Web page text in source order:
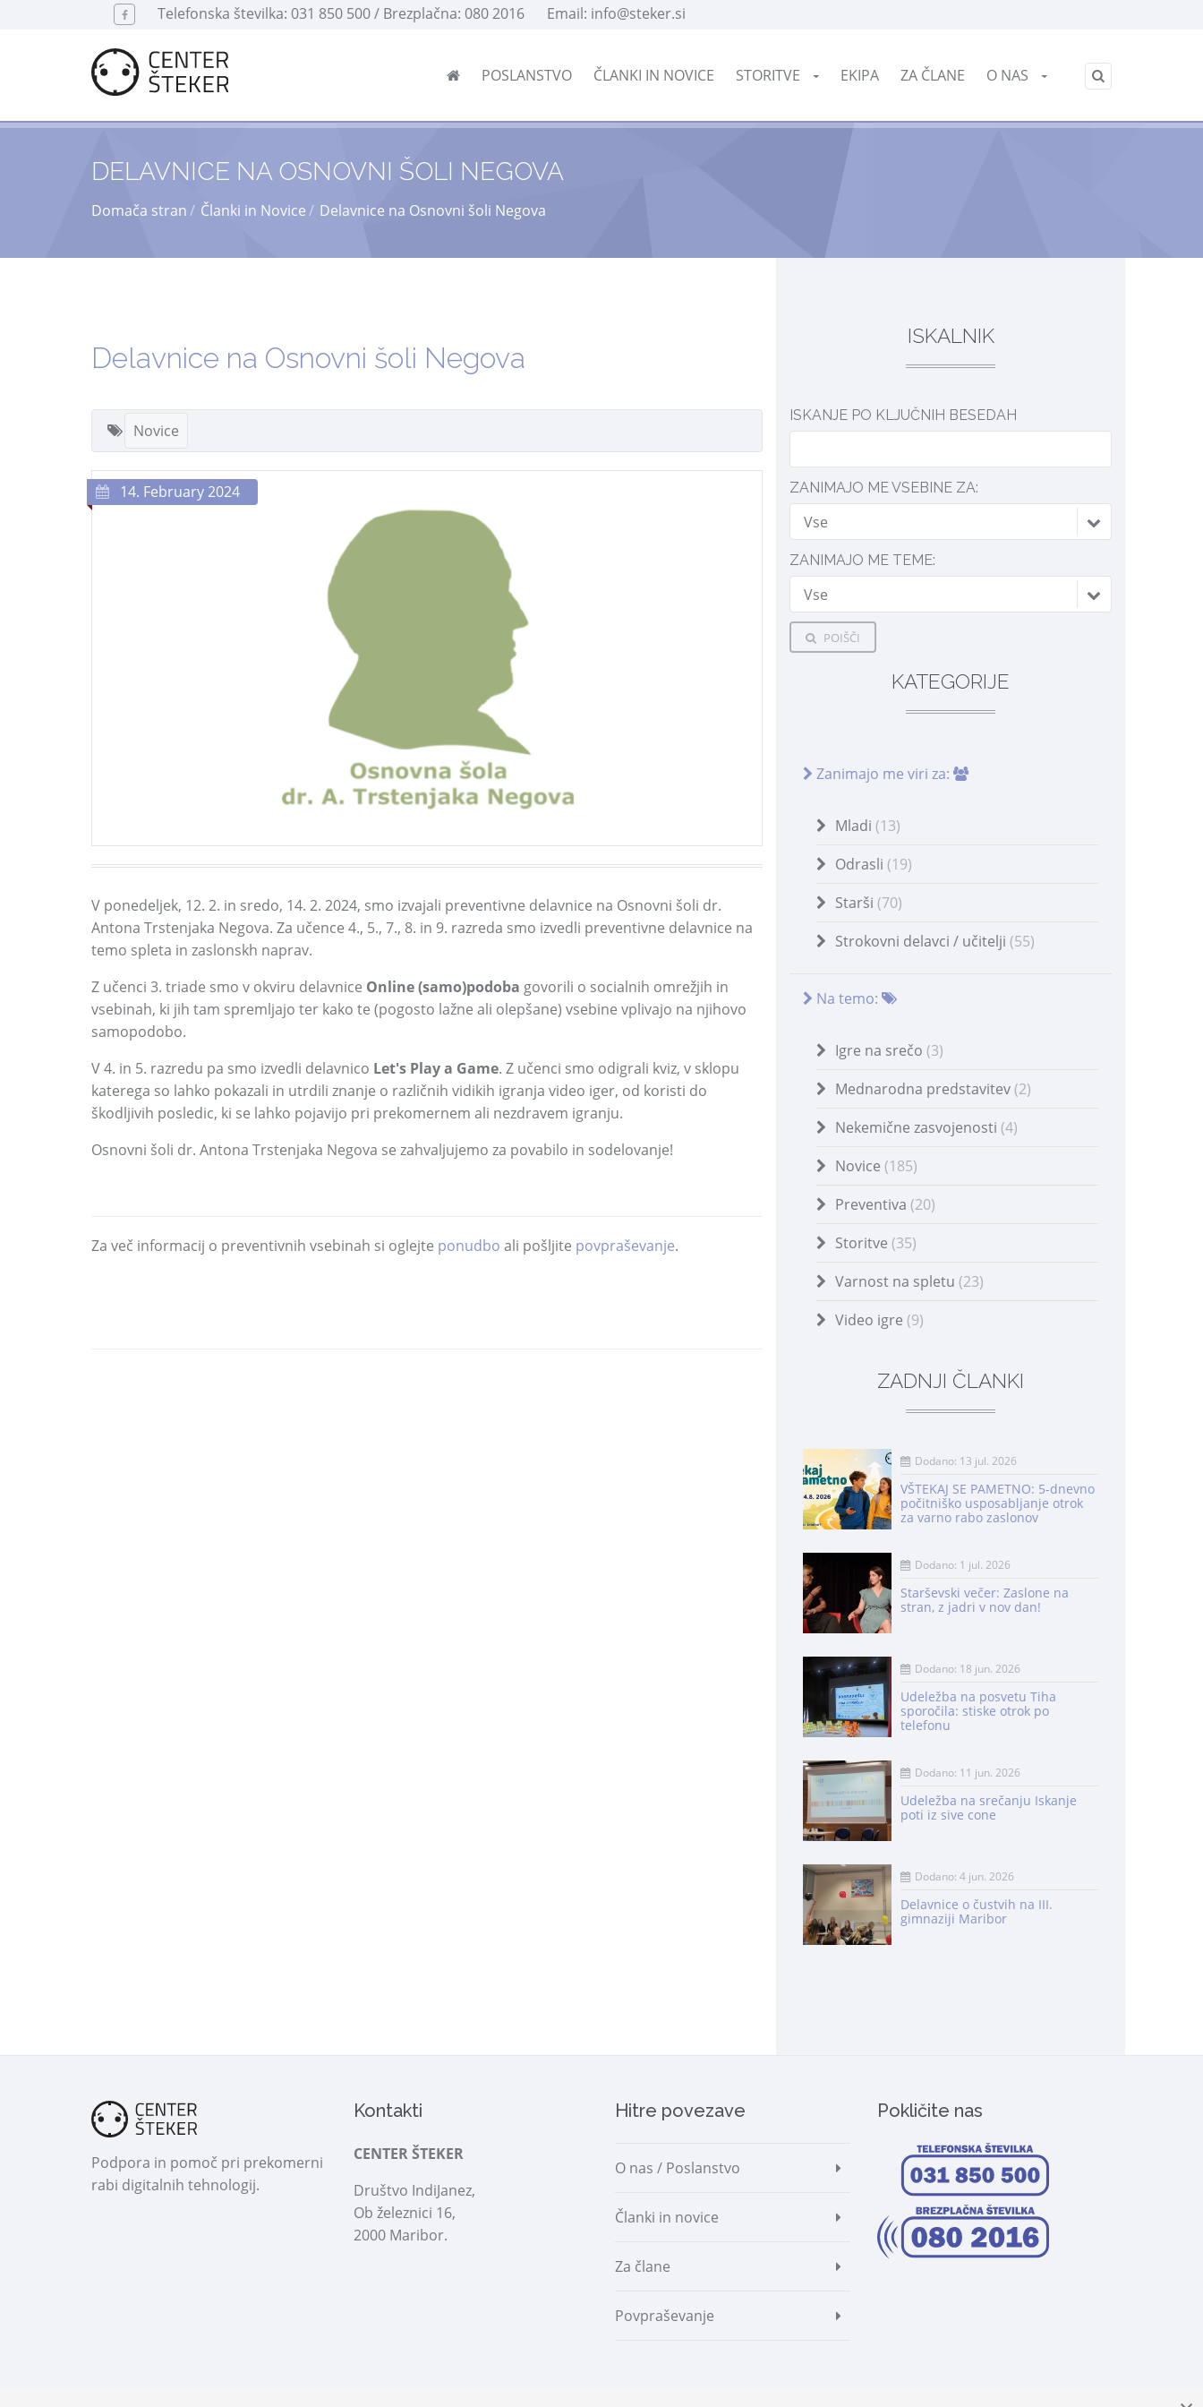
Telefonska številka: 031 850 500 / Brezplačna: 080 2016 Email: info@steker.si
POSLANSTVO ČLANKI IN NOVICE STORITVE EKIPA ZA ČLANE O NAS
DELAVNICE NA OSNOVNI ŠOLI NEGOVA
Domača stran Članki in Novice Delavnice na Osnovni šoli Negova
Delavnice na Osnovni šoli Negova
Novice
14. February 2024
V ponedeljek, 12. 2. in sredo, 14. 2. 2024, smo izvajali preventivne delavnice na Osnovni šoli dr.
Antona Trstenjaka Negova. Za učence 4., 5., 7., 8. in 9. razreda smo izvedli preventivne delavnice na
temo spleta in zaslonskh naprav.
Z učenci 3. triade smo v okviru delavnice Online (samo)podoba govorili o socialnih omrežjih in
vsebinah, ki jih tam spremljajo ter kako te (pogosto lažne ali olepšane) vsebine vplivajo na njihovo
samopodobo.
V 4. in 5. razredu pa smo izvedli delavnico Let's Play a Game. Z učenci smo odigrali kviz, v sklopu
katerega so lahko pokazali in utrdili znanje o različnih vidikih igranja video iger, od koristi do
škodljivih posledic, ki se lahko pojavijo pri prekomernem ali nezdravem igranju.
Osnovni šoli dr. Antona Trstenjaka Negova se zahvaljujemo za povabilo in sodelovanje!
Za več informacij o preventivnih vsebinah si oglejte ponudbo ali pošljite povpraševanje.
ISKALNIK
ISKANJE PO KLJUČNIH BESEDAH
ZANIMAJO ME VSEBINE ZA:
Vse
ZANIMAJO ME TEME:
Vse
POIŠČI
KATEGORIJE
Zanimajo me viri za:
Mladi (13)
Odrasli (19)
Starši (70)
Strokovni delavci / učitelji (55)
Na temo:
Igre na srečo (3)
Mednarodna predstavitev (2)
Nekemične zasvojenosti (4)
Novice (185)
Preventiva (20)
Storitve (35)
Varnost na spletu (23)
Video igre (9)
ZADNJI ČLANKI
Dodano: 13 jul. 2026
VŠTEKAJ SE PAMETNO: 5-dnevno
počitniško usposabljanje otrok
za varno rabo zaslonov
Dodano: 1 jul. 2026
Starševski večer: Zaslone na
stran, z jadri v nov dan!
Dodano: 18 jun. 2026
Udeležba na posvetu Tiha
sporočila: stiske otrok po
telefonu
Dodano: 11 jun. 2026
Udeležba na srečanju Iskanje
poti iz sive cone
Dodano: 4 jun. 2026
Delavnice o čustvih na III.
gimnaziji Maribor
Podpora in pomoč pri prekomerni
rabi digitalnih tehnologij.
Kontakti
CENTER ŠTEKER
Društvo IndiJanez,
Ob železnici 16,
2000 Maribor.
Hitre povezave
O nas / Poslanstvo
Članki in novice
Za člane
Povpraševanje
Pokličite nas